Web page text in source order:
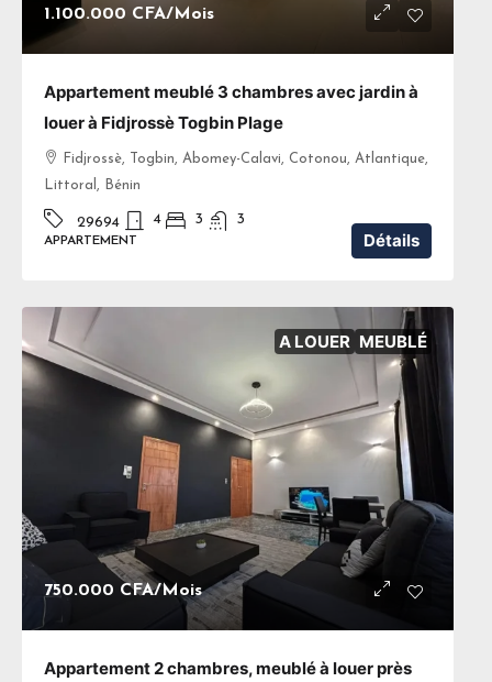
1.100.000 CFA/Mois
Appartement meublé 3 chambres avec jardin à
louer à Fidjrossè Togbin Plage
Fidjrossè, Togbin, Abomey-Calavi, Cotonou, Atlantique,
Littoral, Bénin
29694 4 3 3
APPARTEMENT Détails
A LOUER MEUBLÉ
750.000 CFA/Mois
Appartement 2 chambres, meublé à louer près